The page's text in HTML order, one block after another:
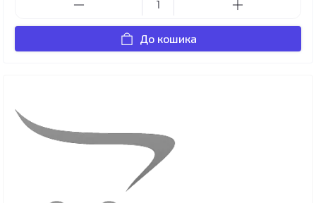
До кошика